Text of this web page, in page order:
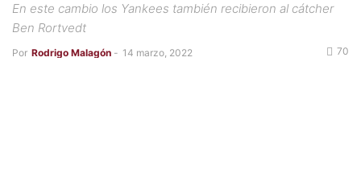
En este cambio los Yankees también recibieron al cátcher
Ben Rortvedt
Por Rodrigo Malagón - 14 marzo, 2022 70